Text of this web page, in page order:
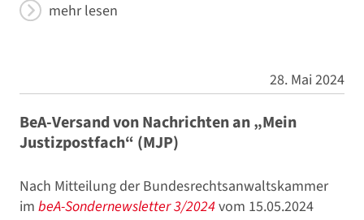
mehr lesen
28. Mai 2024
BeA-Versand von Nachrichten an „Mein
Justizpostfach“ (MJP)
Nach Mitteilung der Bundesrechtsanwaltskammer
im beA-Sondernewsletter 3/2024vom 15.05.2024